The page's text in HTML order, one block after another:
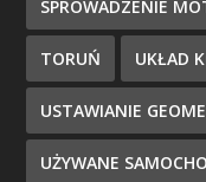
SPROWADZENIE
TORUŃ UKŁAD
USTAWIANIE
UŻYWANE